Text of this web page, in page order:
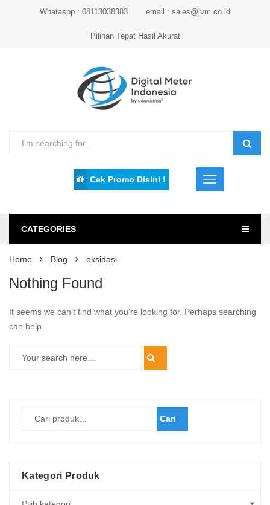
Whataspp : 08113038383 email : sales@jvm.co.id
Pilihan Tepat Hasil Akurat
Cek Promo Disini !
CATEGORIES
Home Blog oksidasi
Nothing Found
It seems we can’t find what you’re looking for. Perhaps searching
can help.
Cari
Kategori Produk